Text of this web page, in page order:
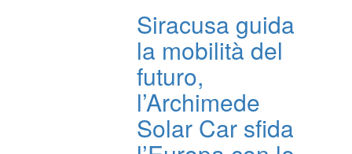
Siracusa guida
la mobilità del
futuro,
l’Archimede
Solar Car sfida